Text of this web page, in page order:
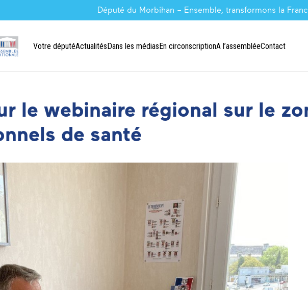
Député du Morbihan – Ensemble, transformons la
Votre députéActualitésDans les médiasEn circonscriptionA l’assembléeContact
le webinaire régional sur le
de santé